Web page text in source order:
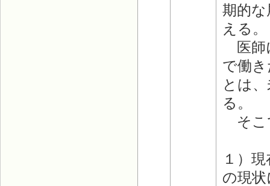
期的
える。
医師
で働
とは
る。
そこ
１）
の現